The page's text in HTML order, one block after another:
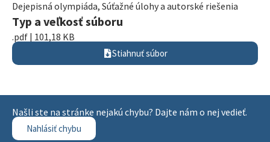
Dejepisná olympiáda, Súťažné úlohy a autorské riešenia
Typ a veľkosť súboru
.pdf | 101,18 KB
Stiahnuť súbor
Našli ste na stránke nejakú chybu? Dajte nám o nej vedieť.
Nahlásiť chybu